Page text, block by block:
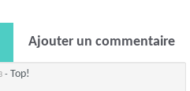
Ajouter un commentaire
- Top!